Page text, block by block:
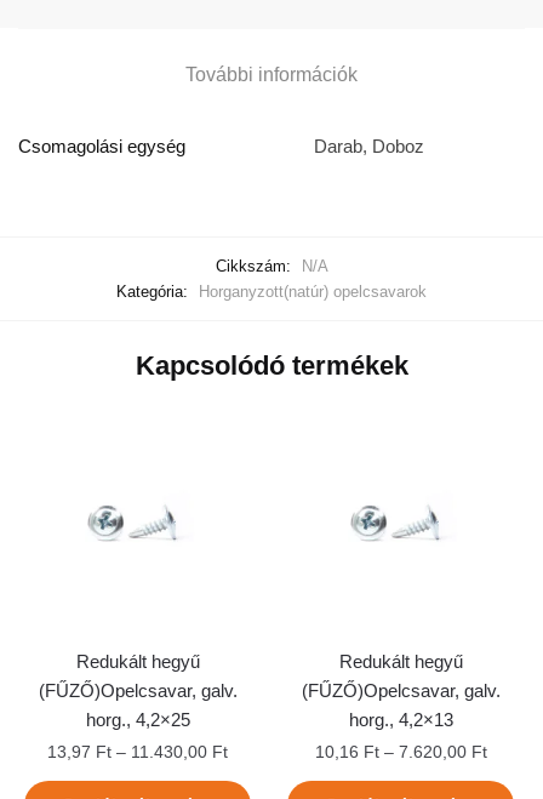
További információk
Csomagolási egység Darab, Doboz
Cikkszám:
N/A
Kategória:
Horganyzott(natúr) opelcsavarok
Kapcsolódó termékek
Redukált hegyű
(FŰZŐ)Opelcsavar, galv.
horg., 4,2×25
13,97 Ft – 11.430,00 Ft
Redukált hegyű
(FŰZŐ)Opelcsavar, galv.
horg., 4,2×13
10,16 Ft– 7.620,00 Ft